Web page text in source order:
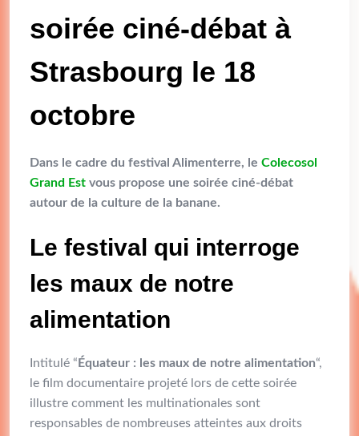
soirée ciné-débat à
Strasbourg le 18
octobre
Dans le cadre du festival Alimenterre, le Colecosol
Grand Est vous propose une soirée ciné-débat
autour de la culture de la banane.
Le festival qui interroge
les maux de notre
alimentation
Intitulé “ Équateur : les maux de notre alimentation“,
le film documentaire projeté lors de cette soirée
illustre comment les multinationales sont
responsables de nombreuses atteintes aux droits